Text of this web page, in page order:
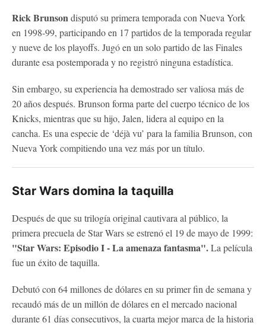
Rick Brunsondisputó su primera temporada con Nueva York
en 1998-99, participando en 17 partidos de la temporada regular
y nueve de los playoffs. Jugó en un solo partido de las Finales
durante esa postemporada y no registró ninguna estadística.
Sin embargo, su experiencia ha demostrado ser valiosa más de
20 años después. Brunson forma parte del cuerpo técnico de los
Knicks, mientras que su hijo, Jalen, lidera al equipo en la
cancha. Es una especie de ‘déjà vu’ para la familia Brunson, con
Nueva York compitiendo una vez más por un título.
Star Wars domina la taquilla
Después de que su trilogía original cautivara al público, la
primera precuela de Star Wars se estrenó el 19 de mayo de 1999:
"Star Wars: Episodio I - La amenaza fantasma".La película
fue un éxito de taquilla.
Debutó con 64 millones de dólares en su primer fin de semana y
recaudó más de un millón de dólares en el mercado nacional
durante 61 días consecutivos, la cuarta mejor marca de la historia